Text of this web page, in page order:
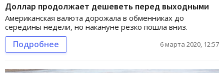
Доллар продолжает дешеветь перед выходными
Американская валюта дорожала в обменниках до
середины недели, но накануне резко пошла вниз.
Подробнее 6 марта 2020, 12:57